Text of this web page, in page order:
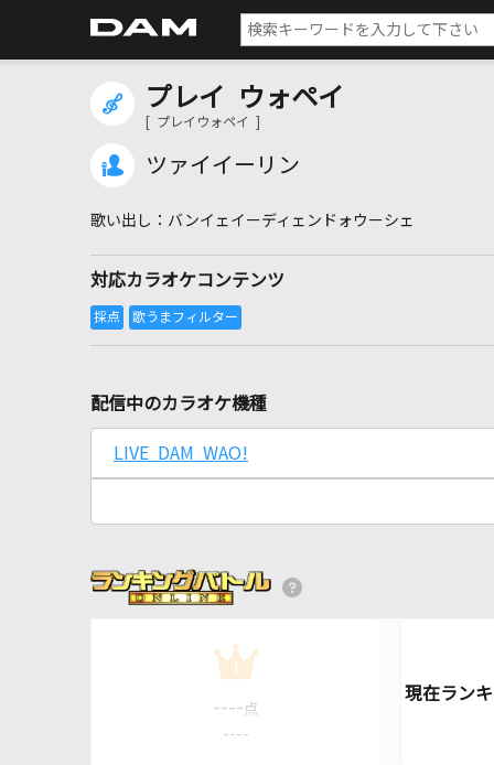
プレイ ウォペイ
[ プレイウォペイ ]
ツァイイーリン
バンイェイーディェンドォウーシェ
対応カラオケコンテンツ
配信中のカラオケ機種
LIVE DAM WAO!
1
---- 点
----